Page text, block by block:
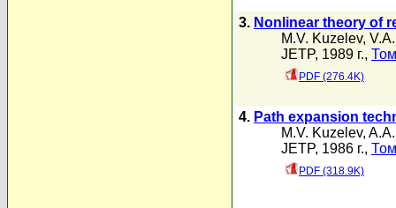
3. Nonlinear theory of
M.V. Kuzelev,
JETP, 1989 г.,
PDF (276.4K)
4. Path expansion
M.V. Kuzelev,
JETP, 1986 г.,
PDF (318.9K)